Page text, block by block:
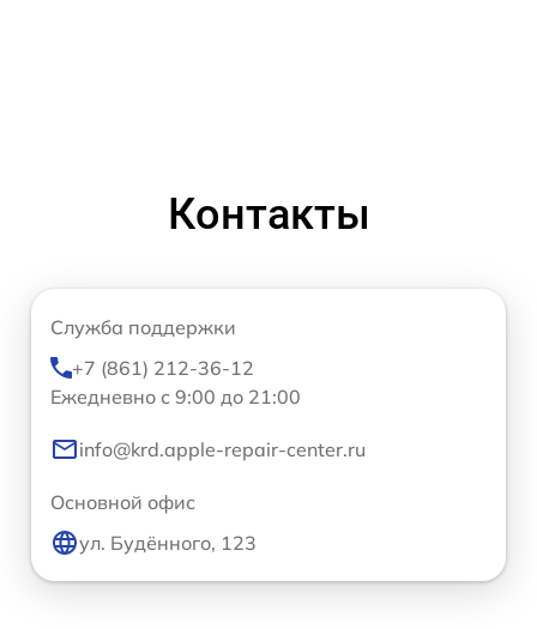
Контакты
Служба поддержки
+7 (861) 212-36-12
Ежедневно с 9:00 до 21:00
info@krd.apple-repair-center.ru
Основной офис
ул. Будённого, 123